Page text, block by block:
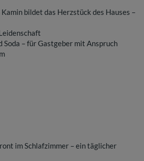
bildet das Herzstück des Hauses –
– für Gastgeber mit Anspruch
im Schlafzimmer – ein täglicher